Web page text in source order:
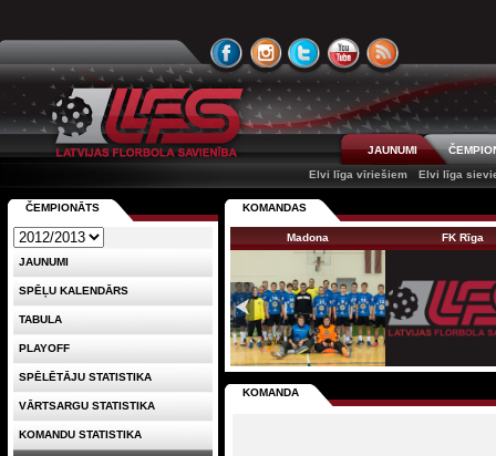
JAUNUMI
Elvi līga vīriešiem
Elvi līga
KOMANDAS
Madona FK Rīga
KOMANDA
ČEMPIONĀTS
JAUNUMI
SPĒĻU KALENDĀRS
TABULA
PLAYOFF
SPĒLĒTĀJU STATISTIKA
VĀRTSARGU STATISTIKA
KOMANDU STATISTIKA